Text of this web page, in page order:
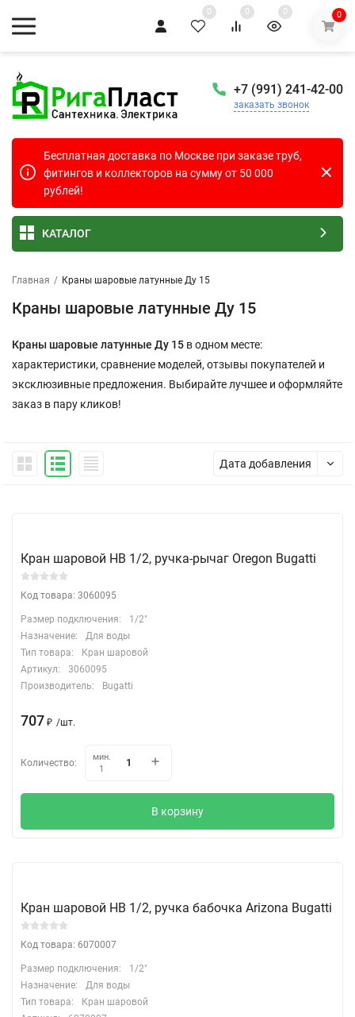
0 0 0 0
+7 (991) 241-42-00
заказать звонок
Бесплатная доставка по Москве при заказе труб,
фитингов и коллекторов на сумму от 50 000
рублей!
КАТАЛОГ
Главная / Краны шаровые латунные Ду 15
Краны шаровые латунные Ду 15
Краны шаровые латунные Ду 15 в одном месте:
характеристики, сравнение моделей, отзывы покупателей и
эксклюзивные предложения. Выбирайте лучшее и оформляйте
заказ в пару кликов!
Дата добавления
Кран шаровой НВ 1/2, ручка-рычаг Oregon Bugatti
Код товара: 3060095
Размер подключения:
1/2"
Назначение:
Для воды
Тип товара:
Кран шаровой
Артикул:
3060095
Производитель:
Bugatti
707 ₽ /шт.
Количество:
мин.
1
В корзину
Кран шаровой НВ 1/2, ручка бабочка Arizona Bugatti
Код товара: 6070007
Размер подключения:
1/2"
Назначение:
Для воды
Тип товара:
Кран шаровой